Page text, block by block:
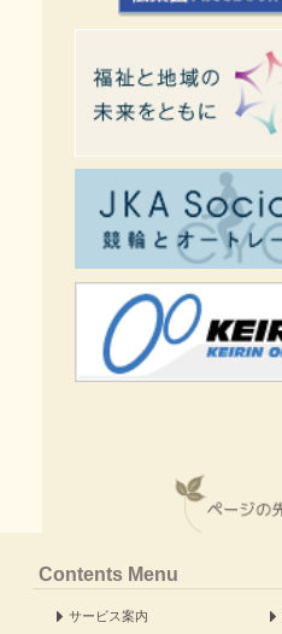
Contents Menu
サービス案内